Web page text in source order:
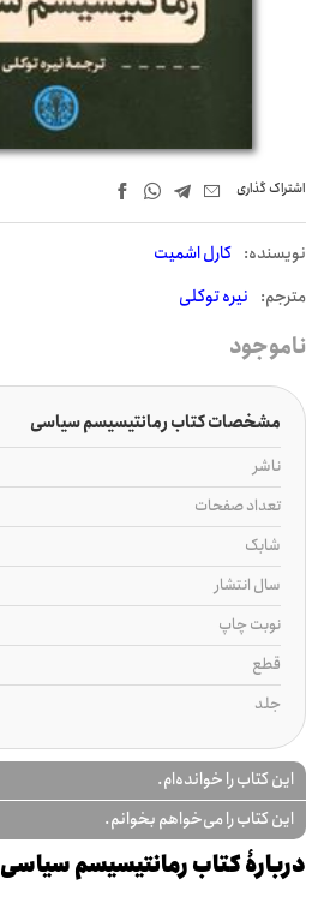
اشتراک‌ گذاری
نويسنده: کارل اشمیت
مترجم: نیره توکلی
ناموجود
مشخصات کتاب رمانتیسیسم سیاسی
ناشر
تعداد صفحات
شابک
سال انتشار
نوبت چاپ
قطع
جلد
این کتاب را خوانده‌ام.
این کتاب را می‌خواهم بخوانم.
دربارۀ کتاب رمانتیسیسم سیاسی